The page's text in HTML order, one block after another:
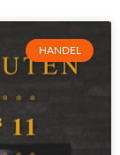
HANDEL